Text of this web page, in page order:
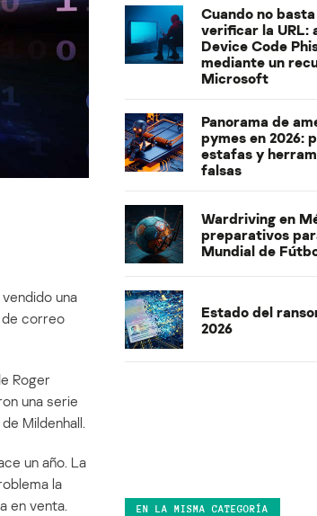
una
de correo
Roger
una serie
Mildenhall.
un año. La
la
en venta.
Cuando no
verificar la URL:
Device Code
mediante un
Microsoft
Panorama de
pymes en 2026:
estafas y
falsas
Wardriving en
preparativos
Mundial de
Estado del
2026
EN LA MISMA CATEGORÍA